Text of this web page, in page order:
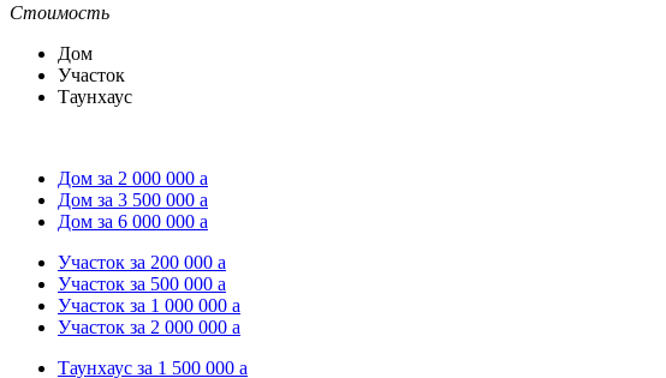
Стоимость
Дом
Участок
Таунхаус
Дом за 2 000 000 a
Дом за 3 500 000 a
Дом за 6 000 000 a
Участок за 200 000 a
Участок за 500 000 a
Участок за 1 000 000 a
Участок за 2 000 000 a
Таунхаус за 1 500 000 a